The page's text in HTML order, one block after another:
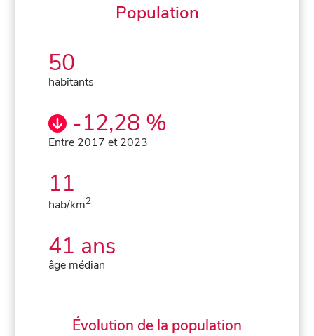
Population
50
habitants
-12,28 %
Entre 2017 et 2023
11
hab/km2
41 ans
âge médian
Évolution de la population